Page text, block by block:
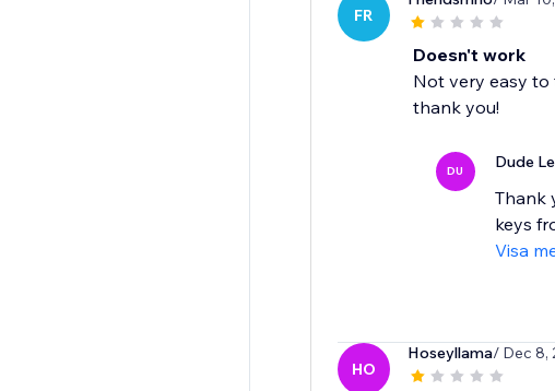
FR
Doesn't work
Not very easy
thank you!
DU Dude
Thank
keys
Visa
HO
Hoseyllama/ Dec 8,